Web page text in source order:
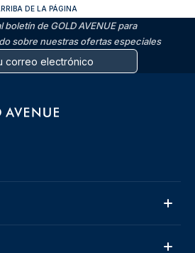
DE LA PÁGINA
boletín de GOLD AVENUE para
sobre nuestras ofertas especiales